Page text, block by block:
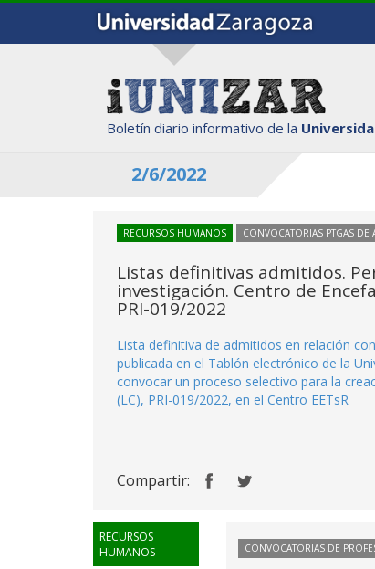
Boletín diario informativo de la
2/6/2022
RECURSOS HUMANOS CONVOCATORIAS PTGAS DE
Listas definitivas admitidos.
investigación. Centro de
PRI-019/2022
Lista definitiva de admitidos en relación
publicada en el Tablón electrónico de la
convocar un proceso selectivo para la
(LC), PRI-019/2022, en el Centro EETsR
Compartir:
RECURSOS
HUMANOS
CONVOCATORIAS DE